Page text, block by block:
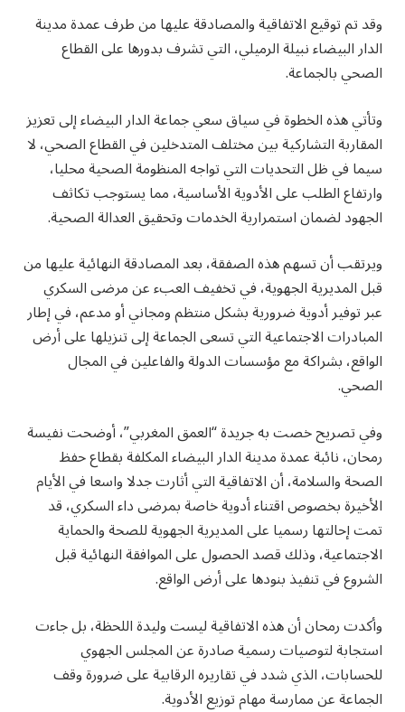
وقد تم توقيع الاتفاقية والمصادقة عليها من طرف عمدة مدينة
الدار البيضاء نبيلة الرميلي، التي تشرف بدورها على القطاع
الصحي بالجماعة.
وتأتي هذه الخطوة في سياق سعي جماعة الدار البيضاء إلى تعزيز
المقاربة التشاركية بين مختلف المتدخلين في القطاع الصحي، لا
سيما في ظل التحديات التي تواجه المنظومة الصحية محليا،
وارتفاع الطلب على الأدوية الأساسية، مما يستوجب تكاثف
الجهود لضمان استمرارية الخدمات وتحقيق العدالة الصحية.
ويرتقب أن تسهم هذه الصفقة، بعد المصادقة النهائية عليها من
قبل المديرية الجهوية، في تخفيف العبء عن مرضى السكري
عبر توفير أدوية ضرورية بشكل منتظم ومجاني أو مدعم، في إطار
المبادرات الاجتماعية التي تسعى الجماعة إلى تنزيلها على أرض
الواقع، بشراكة مع مؤسسات الدولة والفاعلين في المجال
الصحي.
وفي تصريح خصت به جريدة “العمق المغربي”، أوضحت نفيسة
رمحان، نائبة عمدة مدينة الدار البيضاء المكلفة بقطاع حفظ
الصحة والسلامة، أن الاتفاقية التي أثارت جدلا واسعا في الأيام
الأخيرة بخصوص اقتناء أدوية خاصة بمرضى داء السكري، قد
تمت إحالتها رسميا على المديرية الجهوية للصحة والحماية
الاجتماعية، وذلك قصد الحصول على الموافقة النهائية قبل
الشروع في تنفيذ بنودها على أرض الواقع.
وأكدت رمحان أن هذه الاتفاقية ليست وليدة اللحظة، بل جاءت
استجابة لتوصيات رسمية صادرة عن المجلس الجهوي
للحسابات، الذي شدد في تقاريره الرقابية على ضرورة وقف
الجماعة عن ممارسة مهام توزيع الأدوية.